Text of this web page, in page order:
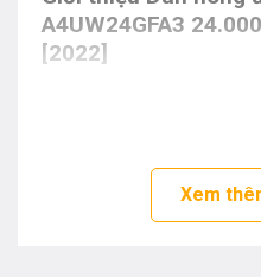
A4UW24GFA3
[2022]
Xem